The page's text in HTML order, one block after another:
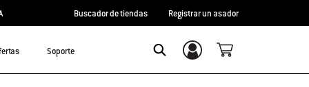
Buscador de tiendas Registrar un asador
Soporte Inicio de sesión/registro